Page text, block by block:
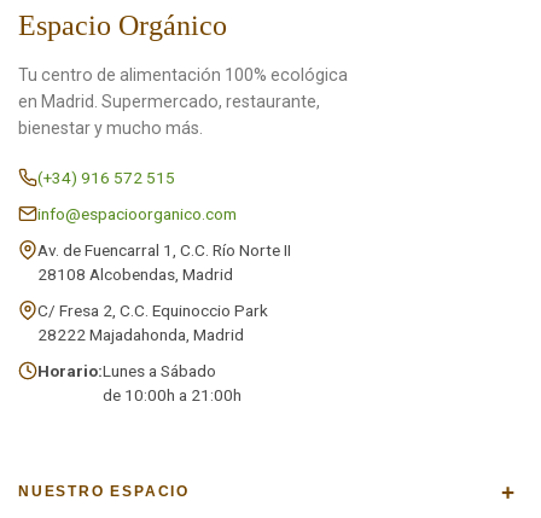
Espacio Orgánico
Tu centro de alimentación 100% ecológica
en Madrid. Supermercado, restaurante,
bienestar y mucho más.
(+34) 916 572 515
info@espacioorganico.com
Av. de Fuencarral 1, C.C. Río Norte II
28108 Alcobendas, Madrid
C/ Fresa 2, C.C. Equinoccio Park
28222 Majadahonda, Madrid
Horario:Lunes a Sábado
de 10:00h a 21:00h
NUESTRO ESPACIO +